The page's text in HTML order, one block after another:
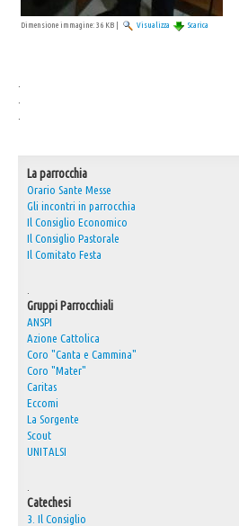
30° Anniversario Ordinazione Sacerdotale Don
Capodanno 31/12/2015
Fatti riconoscere
Dimensione immagine: 36 KB | Visualizza Scarica
La parrocchia
Orario Sante Messe
Gli incontri in parrocchia
Il Consiglio Economico
Il Consiglio Pastorale
Il Comitato Festa
Gruppi Parrocchiali
ANSPI
Azione Cattolica
Coro "Canta e Cammina"
Coro "Mater"
Caritas
Eccomi
La Sorgente
Scout
UNITALSI
Catechesi
3. Il Consiglio